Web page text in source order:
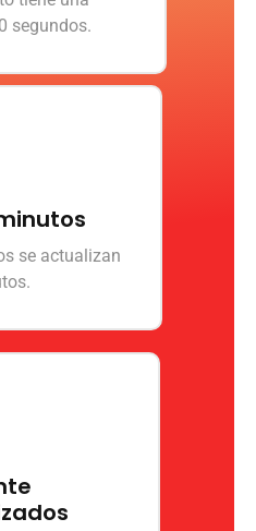
segundos.
se actualizan